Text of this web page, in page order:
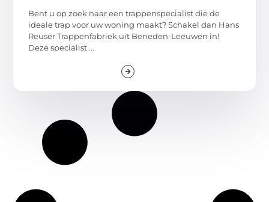
Bent u op zoek naar een trappenspecialist die de
ideale trap voor uw woning maakt? Schakel dan Hans
Reuser Trappenfabriek uit Beneden-Leeuwen in!
Deze specialist ...